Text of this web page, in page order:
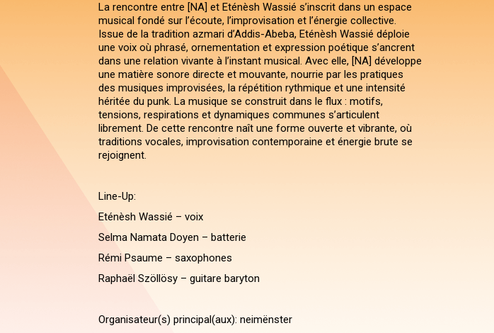
La rencontre entre [NA] et Eténèsh Wassié s’inscrit dans un espace
musical fondé sur l’écoute, l’improvisation et l’énergie collective.
Issue de la tradition azmari d’Addis-Abeba, Eténèsh Wassié déploie
une voix où phrasé, ornementation et expression poétique s’ancrent
dans une relation vivante à l’instant musical. Avec elle, [NA] développe
une matière sonore directe et mouvante, nourrie par les pratiques
des musiques improvisées, la répétition rythmique et une intensité
héritée du punk. La musique se construit dans le flux : motifs,
tensions, respirations et dynamiques communes s’articulent
librement. De cette rencontre naît une forme ouverte et vibrante, où
traditions vocales, improvisation contemporaine et énergie brute se
rejoignent.
Line-Up:
Eténèsh Wassié – voix
Selma Namata Doyen – batterie
Rémi Psaume – saxophones
Raphaël Szöllösy – guitare baryton
Organisateur(s) principal(aux): neimënster